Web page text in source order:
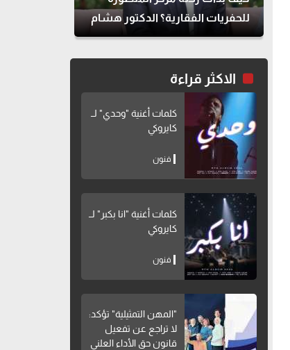
للحفريات الفقارية؟ الدكتور هشام
سلام يوضح
الاكثر قراءة
كلمات أغنية "وحدي" لــ
كايروكي
فنون
كلمات أغنية "انا بكبر" لــ
كايروكي
فنون
"المهن التمثيلية" تؤكد:
لا تراجع عن تفعيل
قانون حق الأداء العلني